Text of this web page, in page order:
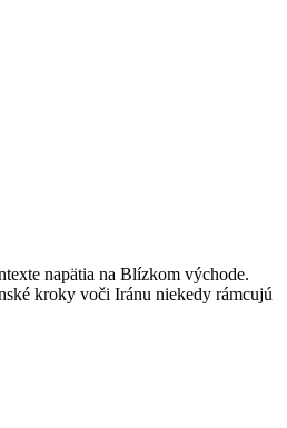
napätia na Blízkom východe.
kroky voči Iránu niekedy rámcujú